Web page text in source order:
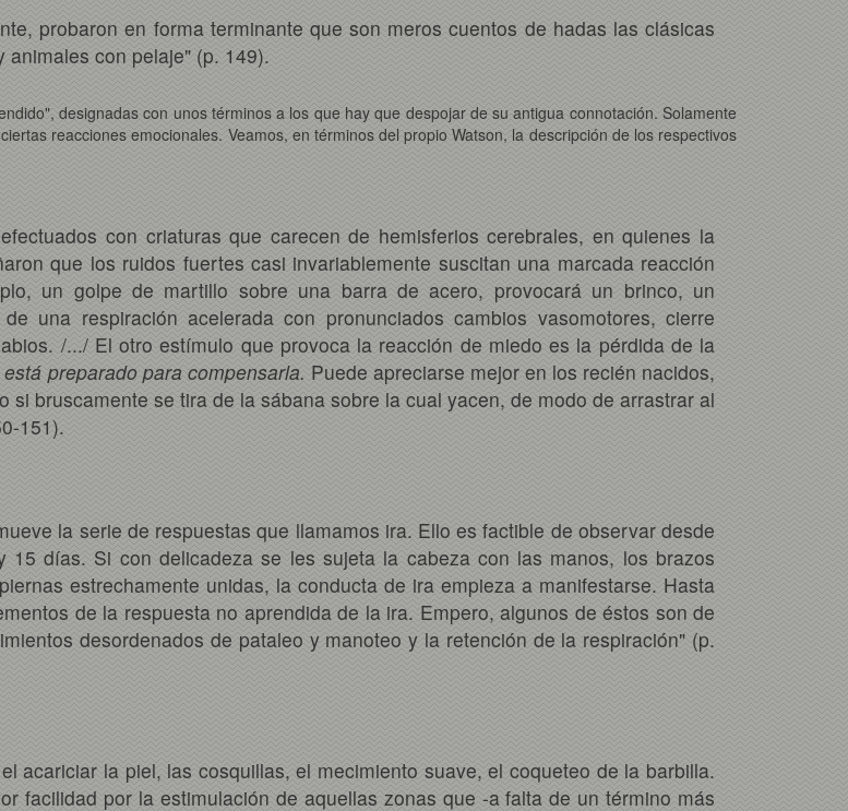
probaron en forma terminante que son meros cuentos de hadas las clásicas
con pelaje" (p. 149).
designadas con unos términos a los que hay que despojar de su antigua connotación. Solamente
reacciones emocionales. Veamos, en términos del propio Watson, la descripción de los respectivos
con criaturas que carecen de hemisferios cerebrales, en quienes la
que los ruidos fuertes casi invariablemente suscitan una marcada reacción
un golpe de martillo sobre una barra de acero, provocará un brinco, un
una respiración acelerada con pronunciados cambios vasomotores, cierre
/.../ El otro estímulo que provoca la reacción de miedo es la pérdida de la
preparado para compensarla. Puede apreciarse mejor en los recién nacidos,
bruscamente se tira de la sábana sobre la cual yacen, de modo de arrastrar al
151).
la serie de respuestas que llamamos ira. Ello es factible de observar desde
días. Si con delicadeza se les sujeta la cabeza con las manos, los brazos
estrechamente unidas, la conducta de ira empieza a manifestarse. Hasta
de la respuesta no aprendida de la ira. Empero, algunos de éstos son de
desordenados de pataleo y manoteo y la retención de la respiración" (p.
acariciar la piel, las cosquillas, el mecimiento suave, el coqueteo de la barbilla.
facilidad por la estimulación de aquellas zonas que -a falta de un término más